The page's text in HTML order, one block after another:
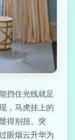
挡住光线就足
，马虎挂上的
得别扭、突
眼烟云升华为